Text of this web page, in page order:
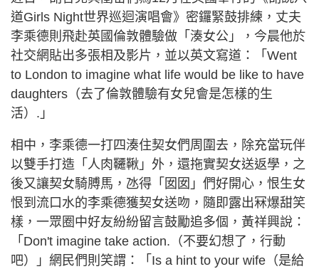
道Girls Night世界巡迴演唱會》密鑼緊鼓排練，丈夫
李乘德則飛赴英國倫敦體驗做「湊女公」，今晨他於
社交網貼出多張相及影片，並以英文寫道：「Went
to London to imagine what life would be like to have
daughters（去了倫敦體驗有女兒會是怎樣的生
活）.」
相中，李乘德一打四湊住契女們周圍去，除充當玩伴
以雙手打造「人肉韆鞦」外，還拖實契女送返學，之
後又讓契女騎膊馬，氹得「囡囡」們好開心，恨生女
恨到流口水的李乘德獲契女送吻，隨即露出冧爆甜笑
樣，一眾圈中好友紛紛留言鼓勵追多個，黃祥興說：
「Don't imagine take action.（不要幻想了，行動
吧）」網民們則笑謂：「Is a hint to your wife（是給